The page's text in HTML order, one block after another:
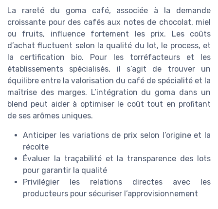
La rareté du goma café, associée à la demande
croissante pour des cafés aux notes de chocolat, miel
ou fruits, influence fortement les prix. Les coûts
d’achat fluctuent selon la qualité du lot, le process, et
la certification bio. Pour les torréfacteurs et les
établissements spécialisés, il s’agit de trouver un
équilibre entre la valorisation du café de spécialité et la
maîtrise des marges. L’intégration du goma dans un
blend peut aider à optimiser le coût tout en profitant
de ses arômes uniques.
Anticiper les variations de prix selon l’origine et la
récolte
Évaluer la traçabilité et la transparence des lots
pour garantir la qualité
Privilégier les relations directes avec les
producteurs pour sécuriser l’approvisionnement